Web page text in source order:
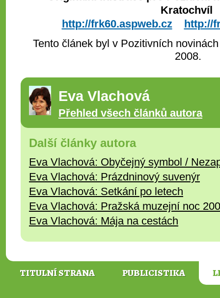
Kratochvíl
http://frk60.aspweb.cz
http://
Tento článek byl v Pozitivních
2008.
Eva Vlachová
Přehled všech článků autora
Další články autora
Eva Vlachová: Obyčejný symbol /
Eva Vlachová: Prázdninový suvenýr
Eva Vlachová: Setkání po letech
Eva Vlachová: Pražská muzejní noc
Eva Vlachová: Mája na cestách
TITULNÍ STRANA PUBLICISTIKA